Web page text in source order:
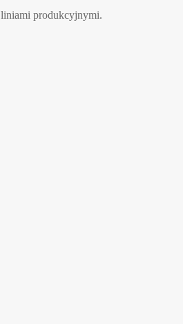
produkcyjnymi.